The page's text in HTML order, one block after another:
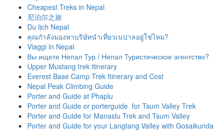
Cheapest Treks in Nepal
尼泊尔之旅
Du lịch Nepal
คุณกำลังมองหาบริษัทนำเที่ยวเนปาลอยู่ใช่ไหม?
Viaggi in Nepal
Вы ищете Непал Тур / Непал Туристическое агентство?
Upper Mustang trek itinerary
Everest Base Camp Trek Itinerary and Cost
Nepal Peak Climbing Guide
Porter and Guide at Phaplu
Porter and Guide or porterguide for Tsum Valley Trek
Porter and Guide for Manaslu Trek and Tsum Valley
Porter and Guide for your Langtang Valley with Gosaikunda